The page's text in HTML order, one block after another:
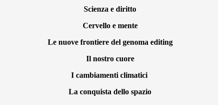
Scienza e diritto
Cervello e mente
Le nuove frontiere del genoma editing
Il nostro cuore
I cambiamenti climatici
La conquista dello spazio